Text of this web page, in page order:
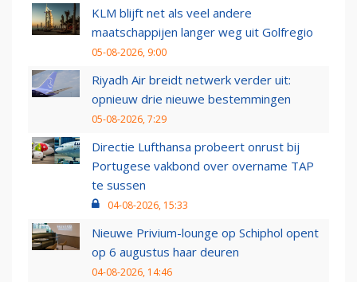
KLM blijft net als veel andere
maatschappijen langer weg uit Golfregio
05-08-2026, 9:00
Riyadh Air breidt netwerk verder uit:
opnieuw drie nieuwe bestemmingen
05-08-2026, 7:29
Directie Lufthansa probeert onrust bij
Portugese vakbond over overname TAP
te sussen
04-08-2026, 15:33
Nieuwe Privium-lounge op Schiphol opent
op 6 augustus haar deuren
04-08-2026, 14:46